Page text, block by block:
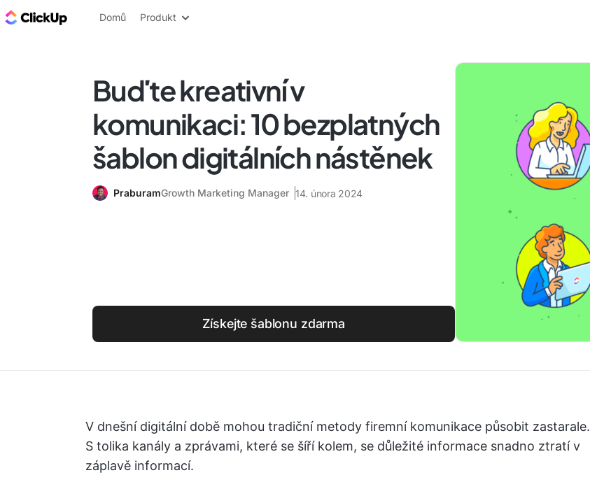
ClickUp blog
Domů Produkt
Buďte kreativní v
komunikaci: 10 bezplatných
šablon digitálních nástěnek
PraburamGrowth Marketing Manager 14. února 2024
Získejte šablonu zdarma
V dnešní digitální době mohou tradiční metody firemní komunikace působit zastarale.
S tolika kanály a zprávami, které se šíří kolem, se důležité informace snadno ztratí v
záplavě informací.